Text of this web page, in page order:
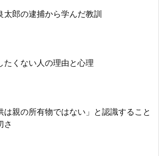
太郎の逮捕から学んだ教訓
たくない人の理由と心理
は親の所有物ではない」と認識すること
さ